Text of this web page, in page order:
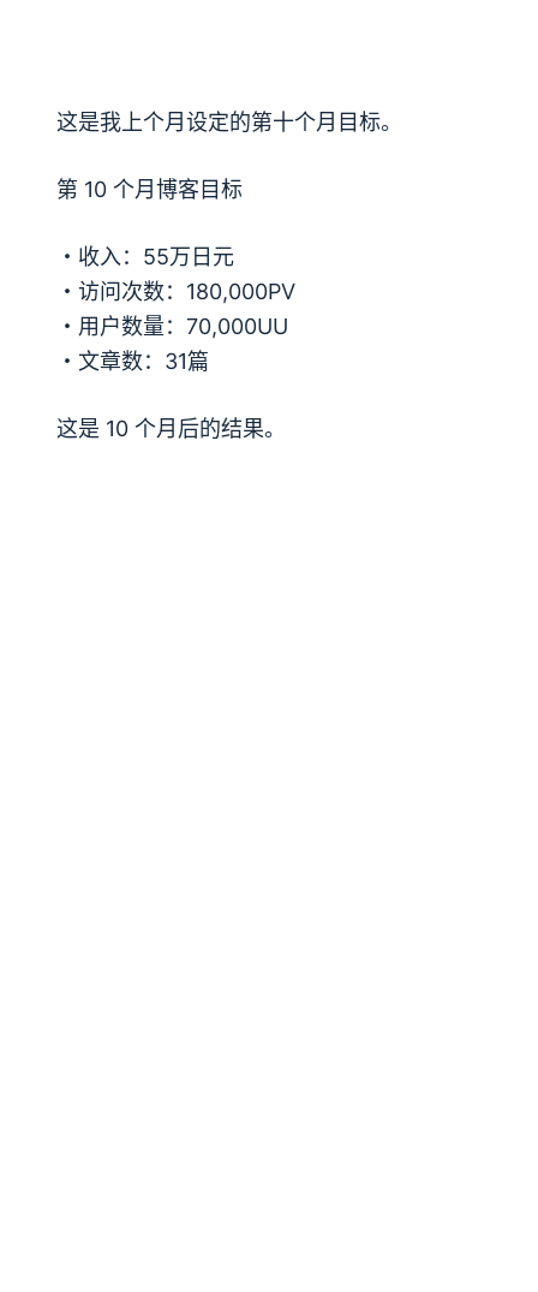
这是我上个月设定的第十个月目标。
第 10 个月博客目标
・收入：55万日元
・访问次数：180,000PV
・用户数量：70,000UU
・文章数：31篇
这是 10 个月后的结果。